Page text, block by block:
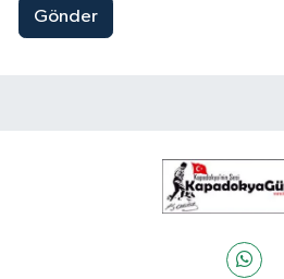
Gönder